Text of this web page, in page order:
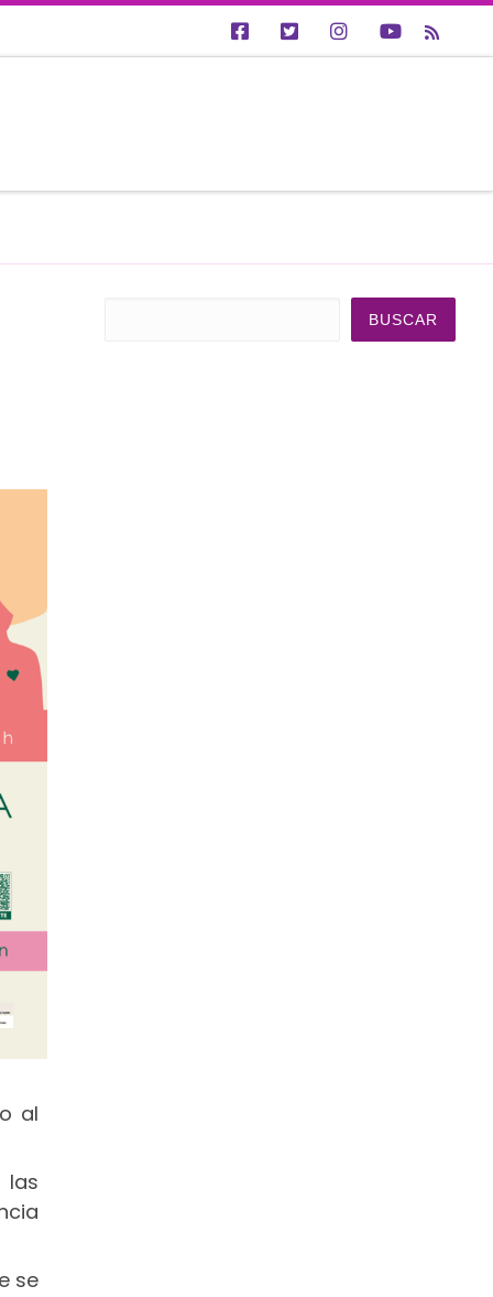
al
se
BUSCAR